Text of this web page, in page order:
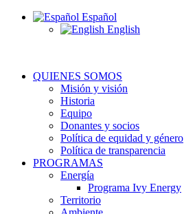
Español
English
QUIENES SOMOS
Misión y visión
Historia
Equipo
Donantes y socios
Política de equidad y género
Política de transparencia
PROGRAMAS
Energía
Programa Ivy Energy
Territorio